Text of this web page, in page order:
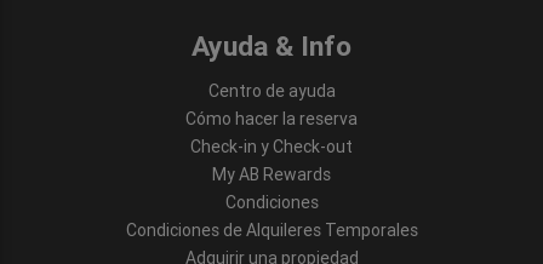
Ayuda & Info
Centro de ayuda
Cómo hacer la reserva
Check-in y Check-out
My AB Rewards
Condiciones
Condiciones de Alquileres Temporales
Adquirir una propiedad